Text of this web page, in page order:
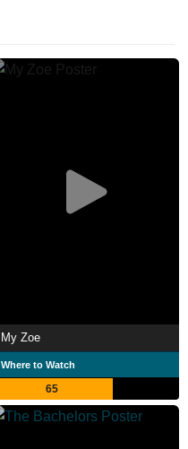
My Zoe
Where to Watch
65